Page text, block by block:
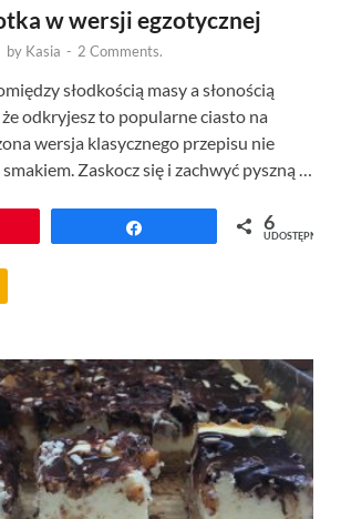
w wersji egzotycznej
by Kasia - 2 Comments.
słodkością masy a słonością
odkryjesz to popularne ciasto na
wersja klasycznego przepisu nie
Zaskocz się i zachwyć pyszną …
6
UDOSTĘPNIEŃ